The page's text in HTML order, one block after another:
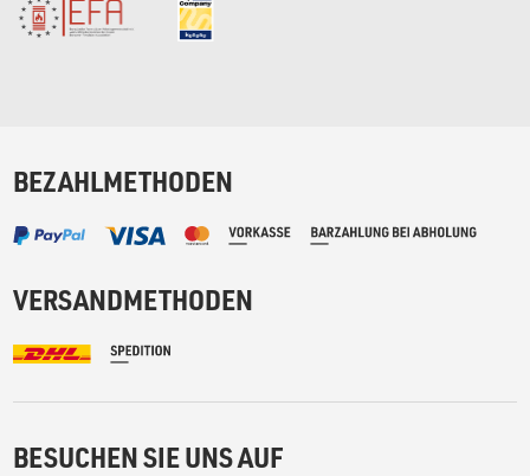
BEZAHLMETHODEN
VERSANDMETHODEN
BESUCHEN SIE UNS AUF